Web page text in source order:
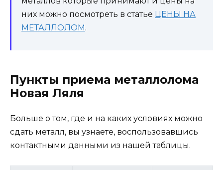
них можно посмотреть в статье ЦЕНЫ НА
МЕТАЛЛОЛОМ.
Пункты приема металлолома
Новая Ляля
Больше о том, где и на каких условиях можно
сдать металл, вы узнаете, воспользовавшись
контактными данными из нашей таблицы.